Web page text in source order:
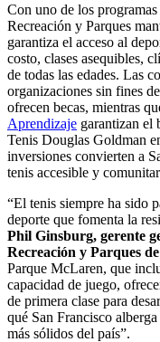
Con uno de los
Recreación y Parques
garantiza el acceso al
costo, clases asequibles,
de todas las edades. Las
organizaciones sin fines
ofrecen becas, mientras
Aprendizaje garantizan el
Tenis Douglas Goldman
inversiones convierten a
tenis accesible y
“El tenis siempre ha sido
deporte que fomenta la
Phil Ginsburg, gerente
Recreación y Parques
Parque McLaren, que
capacidad de juego,
de primera clase para
qué San Francisco
más sólidos del país”.